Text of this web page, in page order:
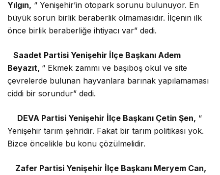
Yılgın, “ Yenişehir’in otopark sorunu bulunuyor. En
büyük sorun birlik beraberlik olmamasıdır. İlçenin ilk
önce birlik beraberliğe ihtiyacı var” dedi.
Saadet Partisi Yenişehir İlçe Başkanı Adem
Beyazıt, “ Ekmek zammı ve başıboş okul ve site
çevrelerde bulunan hayvanlara barınak yapılamaması
ciddi bir sorundur” dedi.
DEVA Partisi Yenişehir İlçe Başkanı Çetin Şen, “
Yenişehir tarım şehridir. Fakat bir tarım politikası yok.
Bizce öncelikle bu konu çözülmelidir.
Zafer Partisi Yenişehir İlçe Başkanı Meryem Can,